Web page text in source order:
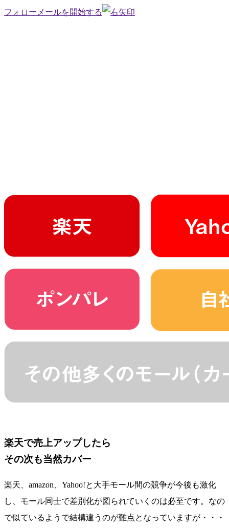
フォローメールを開始する
楽天で売上アップしたら
その次も当然カバー
楽天、amazon、Yahoo!と大手モール間の競争が今後も激化
し、モール同士で差別化が図られていくのは必至です。なの
で似ているようで結構違うのが難点となっていますが・・・